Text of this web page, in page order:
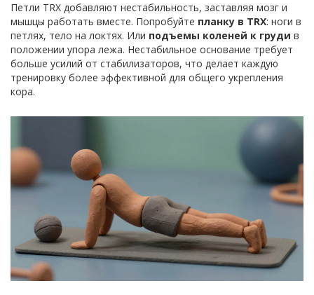
Петли TRX добавляют нестабильность, заставляя мозг и
мышцы работать вместе. Попробуйте планку в TRX: ноги в
петлях, тело на локтях. Или подъемы коленей к груди в
положении упора лежа. Нестабильное основание требует
больше усилий от стабилизаторов, что делает каждую
тренировку более эффективной для общего укрепления
кора.